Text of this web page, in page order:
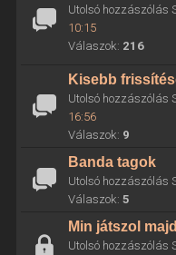
Utolsó hozzászólás
10:15
Válaszok: 216
Kisebb
Utolsó hozzászólás
16:56
Válaszok: 9
Banda tagok
Utolsó hozzászólás
Válaszok: 5
Min játszol
Utolsó hozzászólás